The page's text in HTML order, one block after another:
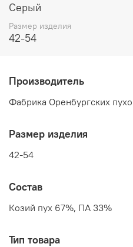
Серый
Размер изделия
42-54
Производитель
Фабрика Оренбургских
Размер изделия
42-54
Состав
Козий пух 67%, ПА 33%
Тип товара